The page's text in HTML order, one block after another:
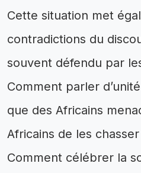
Cette situation met
contradictions du
souvent défendu par
Comment parler
que des Africains
Africains de les
Comment célébrer la